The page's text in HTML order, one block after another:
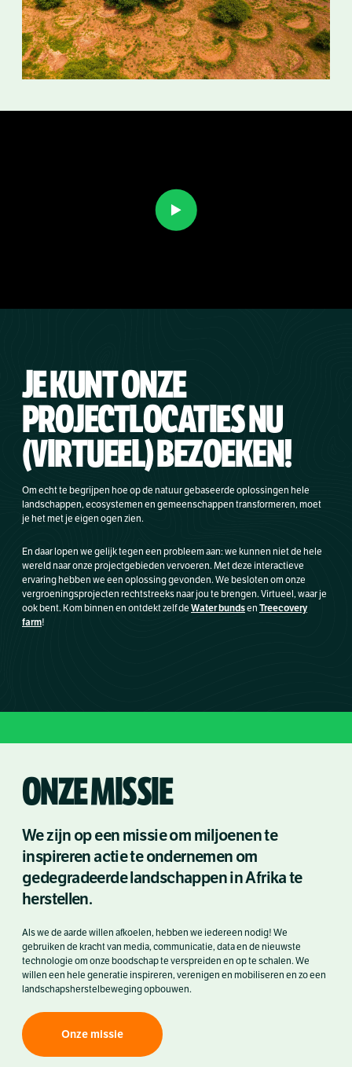
JE KUNT ONZE
PROJECTLOCATIESNU
(VIRTUEEL) BEZOEKEN!
Om echt te begrijpen hoe op de natuur gebaseerde oplossingen hele
landschappen, ecosystemen en gemeenschappen transformeren, moet
je het met je eigen ogen zien.
En daar lopen we gelijk tegen een probleem aan: we kunnen niet de hele
wereld naar onze projectgebieden vervoeren. Met deze interactieve
ervaring hebben we een oplossing gevonden. We besloten om onze
vergroeningsprojecten rechtstreeks naar jou te brengen. Virtueel, waar je
ook bent. Kom binnen en ontdekt zelf de Water bundsen Treecovery
farm!
ONZE MISSIE
We zijn op een missie om miljoenen te
inspireren actie te ondernemen om
gedegradeerde landschappen in Afrika te
herstellen.
Als we de aarde willen afkoelen, hebben we iedereen nodig! We
gebruiken de kracht van media, communicatie, data en de nieuwste
technologie om onze boodschap te verspreiden en op te schalen. We
willen een hele generatie inspireren, verenigen en mobiliseren en zo een
landschapsherstelbeweging opbouwen.
Onze missie